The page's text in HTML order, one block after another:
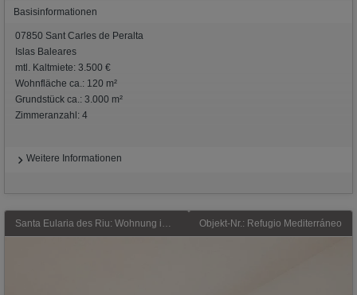
Basisinformationen
07850 Sant Carles de Peralta
Islas Baleares
mtl. Kaltmiete: 3.500 €
Wohnfläche ca.: 120 m²
Grundstück ca.: 3.000 m²
Zimmeranzahl: 4
Weitere Informationen
Santa Eularia des Riu: Wohnung im Herzen von Santa Eulària del Río auf Ibiza zu verkaufen. Objekt-Nr.: Refugio Mediterráneo